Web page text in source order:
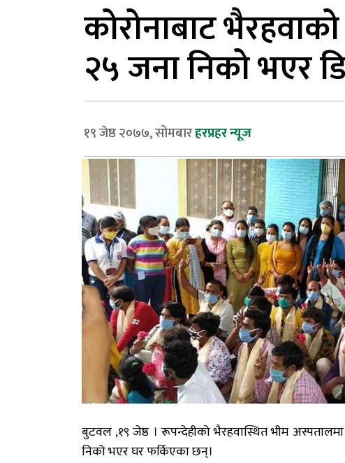
कोरोनाबाट
२५ जना निको भएर
१९ जेष्ठ २०७७, सोमबारहरप्रहर न्यूज
बुटवल ,१९ जेष्ठ । रूपन्देहीको भैरहवास्थित भीम
निको भएर घर फर्किएका छन्।